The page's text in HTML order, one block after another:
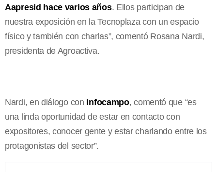
Aapresid hace varios años. Ellos participan de
nuestra exposición en la Tecnoplaza con un espacio
físico y también con charlas”, comentó Rosana Nardi,
presidenta de Agroactiva.
Nardi, en diálogo con Infocampo, comentó que “es
una linda oportunidad de estar en contacto con
expositores, conocer gente y estar charlando entre los
protagonistas del sector”.